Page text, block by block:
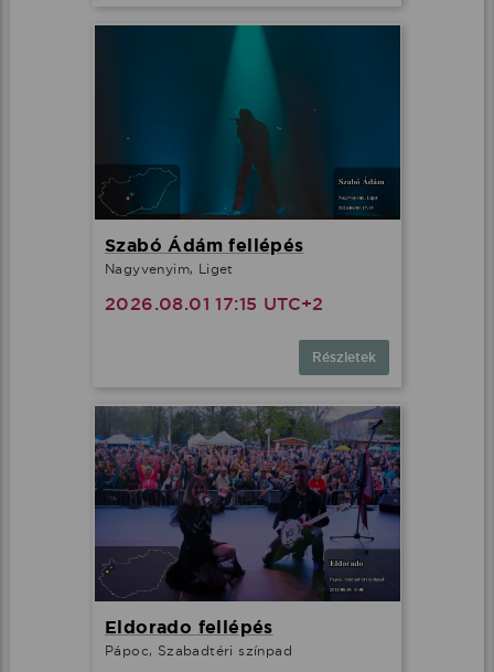
Szabó Ádám fellépés
Nagyvenyim, Liget
2026.08.01 17:15 UTC+2
Részletek
Eldorado fellépés
Pápoc, Szabadtéri színpad